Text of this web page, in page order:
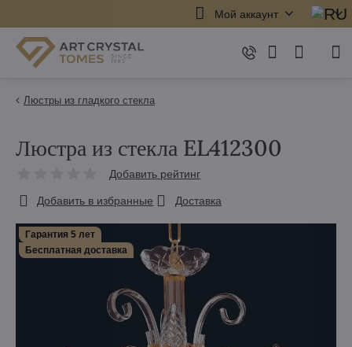
Мой аккаунт
Люстры из гладкого стекла
Гарантия 5 лет
Бесплатная доставка
Люстра из стекла EL412300
Добавить рейтинг
Добавить в избранные Доставка